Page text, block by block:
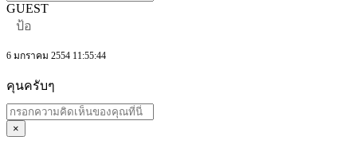
GUEST
ป้อ
6 มกราคม 2554 11:55:44
คุนครับๆ
×